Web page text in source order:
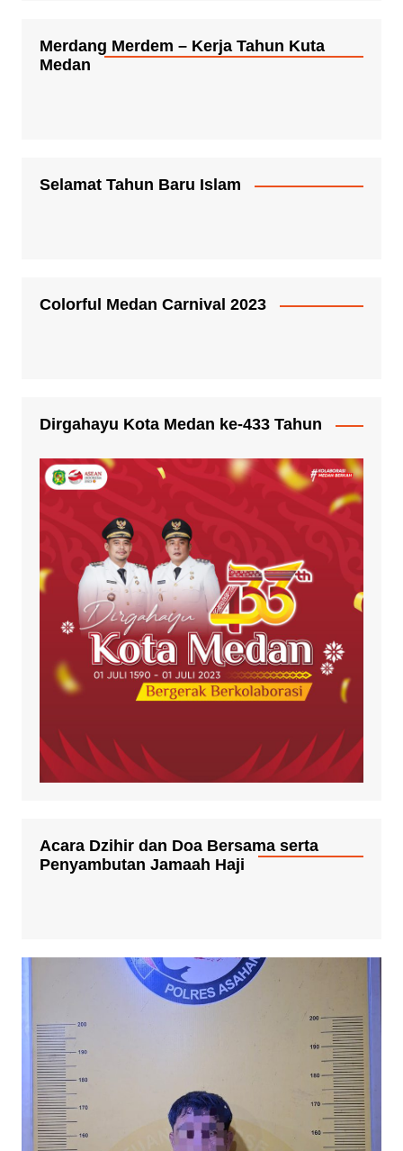
Merdang Merdem – Kerja Tahun Kuta
Medan
Selamat Tahun Baru Islam
Colorful Medan Carnival 2023
Dirgahayu Kota Medan ke-433 Tahun
Acara Dzihir dan Doa Bersama serta
Penyambutan Jamaah Haji